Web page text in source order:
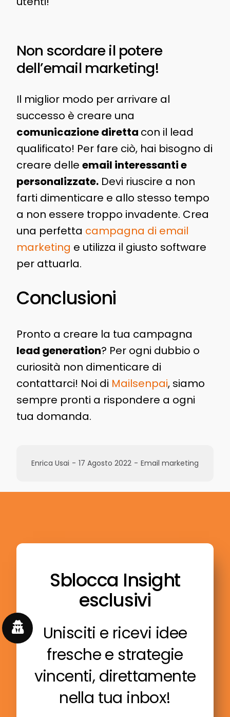
Non scordare il potere
dell’email marketing!
Il miglior modo per arrivare al
successo è creare una
comunicazione diretta con il lead
qualificato! Per fare ciò, hai bisogno di
creare delle email interessanti e
personalizzate.Devi riuscire a non
farti dimenticare e allo stesso tempo
a non essere troppo invadente. Crea
una perfetta campagna di email
marketing e utilizza il giusto software
per attuarla.
Conclusioni
Pronto a creare la tua campagna
lead generation? Per ogni dubbio o
curiosità non dimenticare di
contattarci! Noi di Mailsenpai, siamo
sempre pronti a rispondere a ogni
tua domanda.
Enrica Usai - 17 Agosto 2022 - Email marketing
Sblocca Insight
esclusivi
Unisciti e ricevi idee
fresche e strategie
vincenti, direttamente
nella tua inbox!